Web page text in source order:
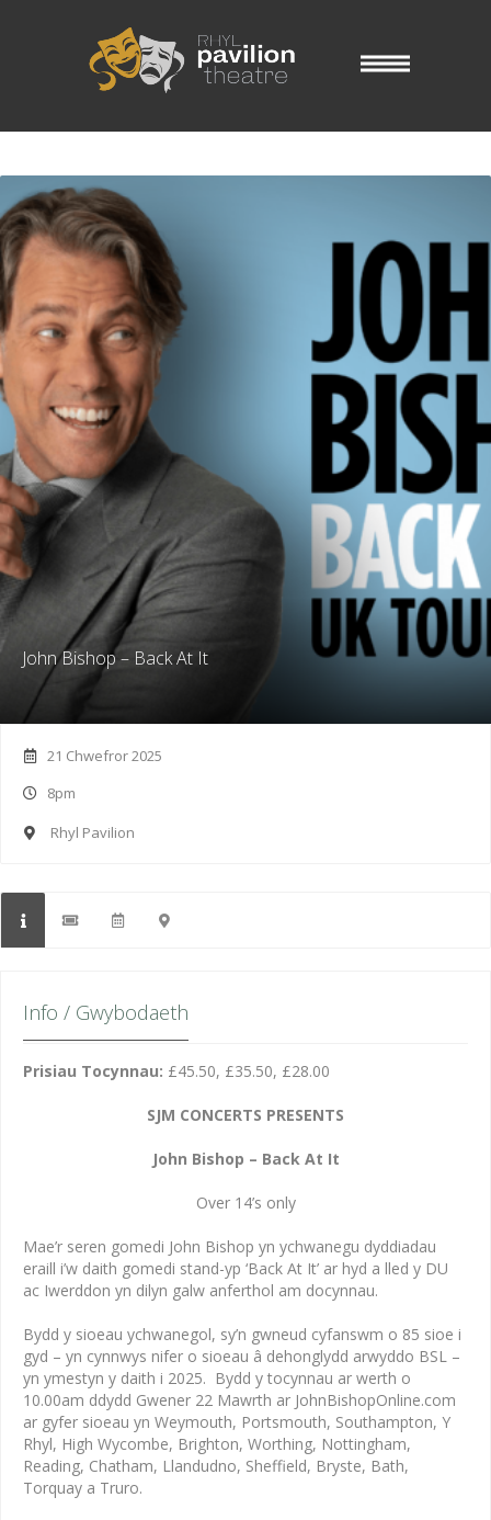
John Bishop – Back At It
21 Chwefror 2025
8pm
Rhyl Pavilion
Info / Gwybodaeth
Prisiau Tocynnau: £45.50, £35.50, £28.00
SJM CONCERTS PRESENTS
John Bishop – Back At It
Over 14’s only
Mae’r seren gomedi John Bishop yn ychwanegu dyddiadau
eraill i’w daith gomedi stand-yp ‘Back At It’ ar hyd a lled y DU
ac Iwerddon yn dilyn galw anferthol am docynnau.
Bydd y sioeau ychwanegol, sy’n gwneud cyfanswm o 85 sioe i
gyd – yn cynnwys nifer o sioeau â dehonglydd arwyddo BSL –
yn ymestyn y daith i 2025. Bydd y tocynnau ar werth o
10.00am ddydd Gwener 22 Mawrth ar JohnBishopOnline.com
ar gyfer sioeau yn Weymouth, Portsmouth, Southampton, Y
Rhyl, High Wycombe, Brighton, Worthing, Nottingham,
Reading, Chatham, Llandudno, Sheffield, Bryste, Bath,
Torquay a Truro.